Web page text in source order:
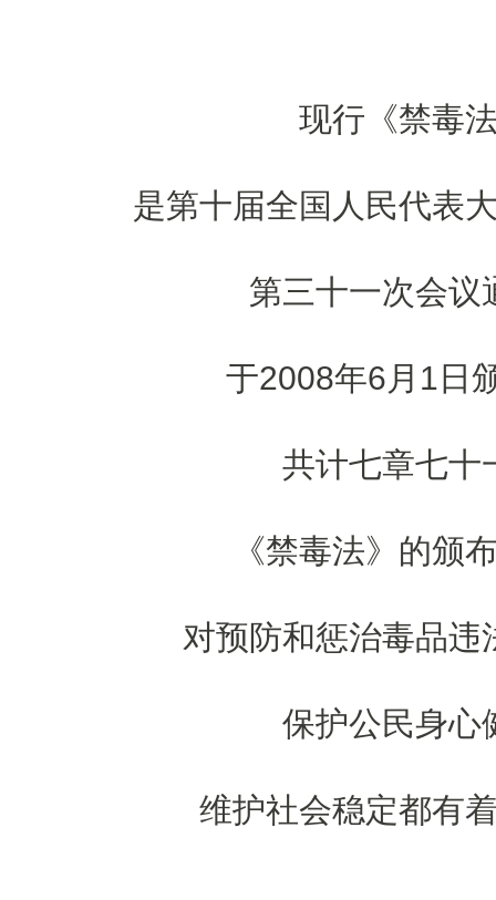
现行《禁毒
是第十届全国人民代表
第三十一次会议
于2008年6月1日
共计七章七十
《禁毒法》的颁
对预防和惩治毒品违
保护公民身心
维护社会稳定都有